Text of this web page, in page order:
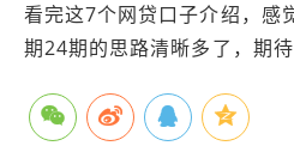
看完这7个网贷口子介绍，感
期24期的思路清晰多了，期